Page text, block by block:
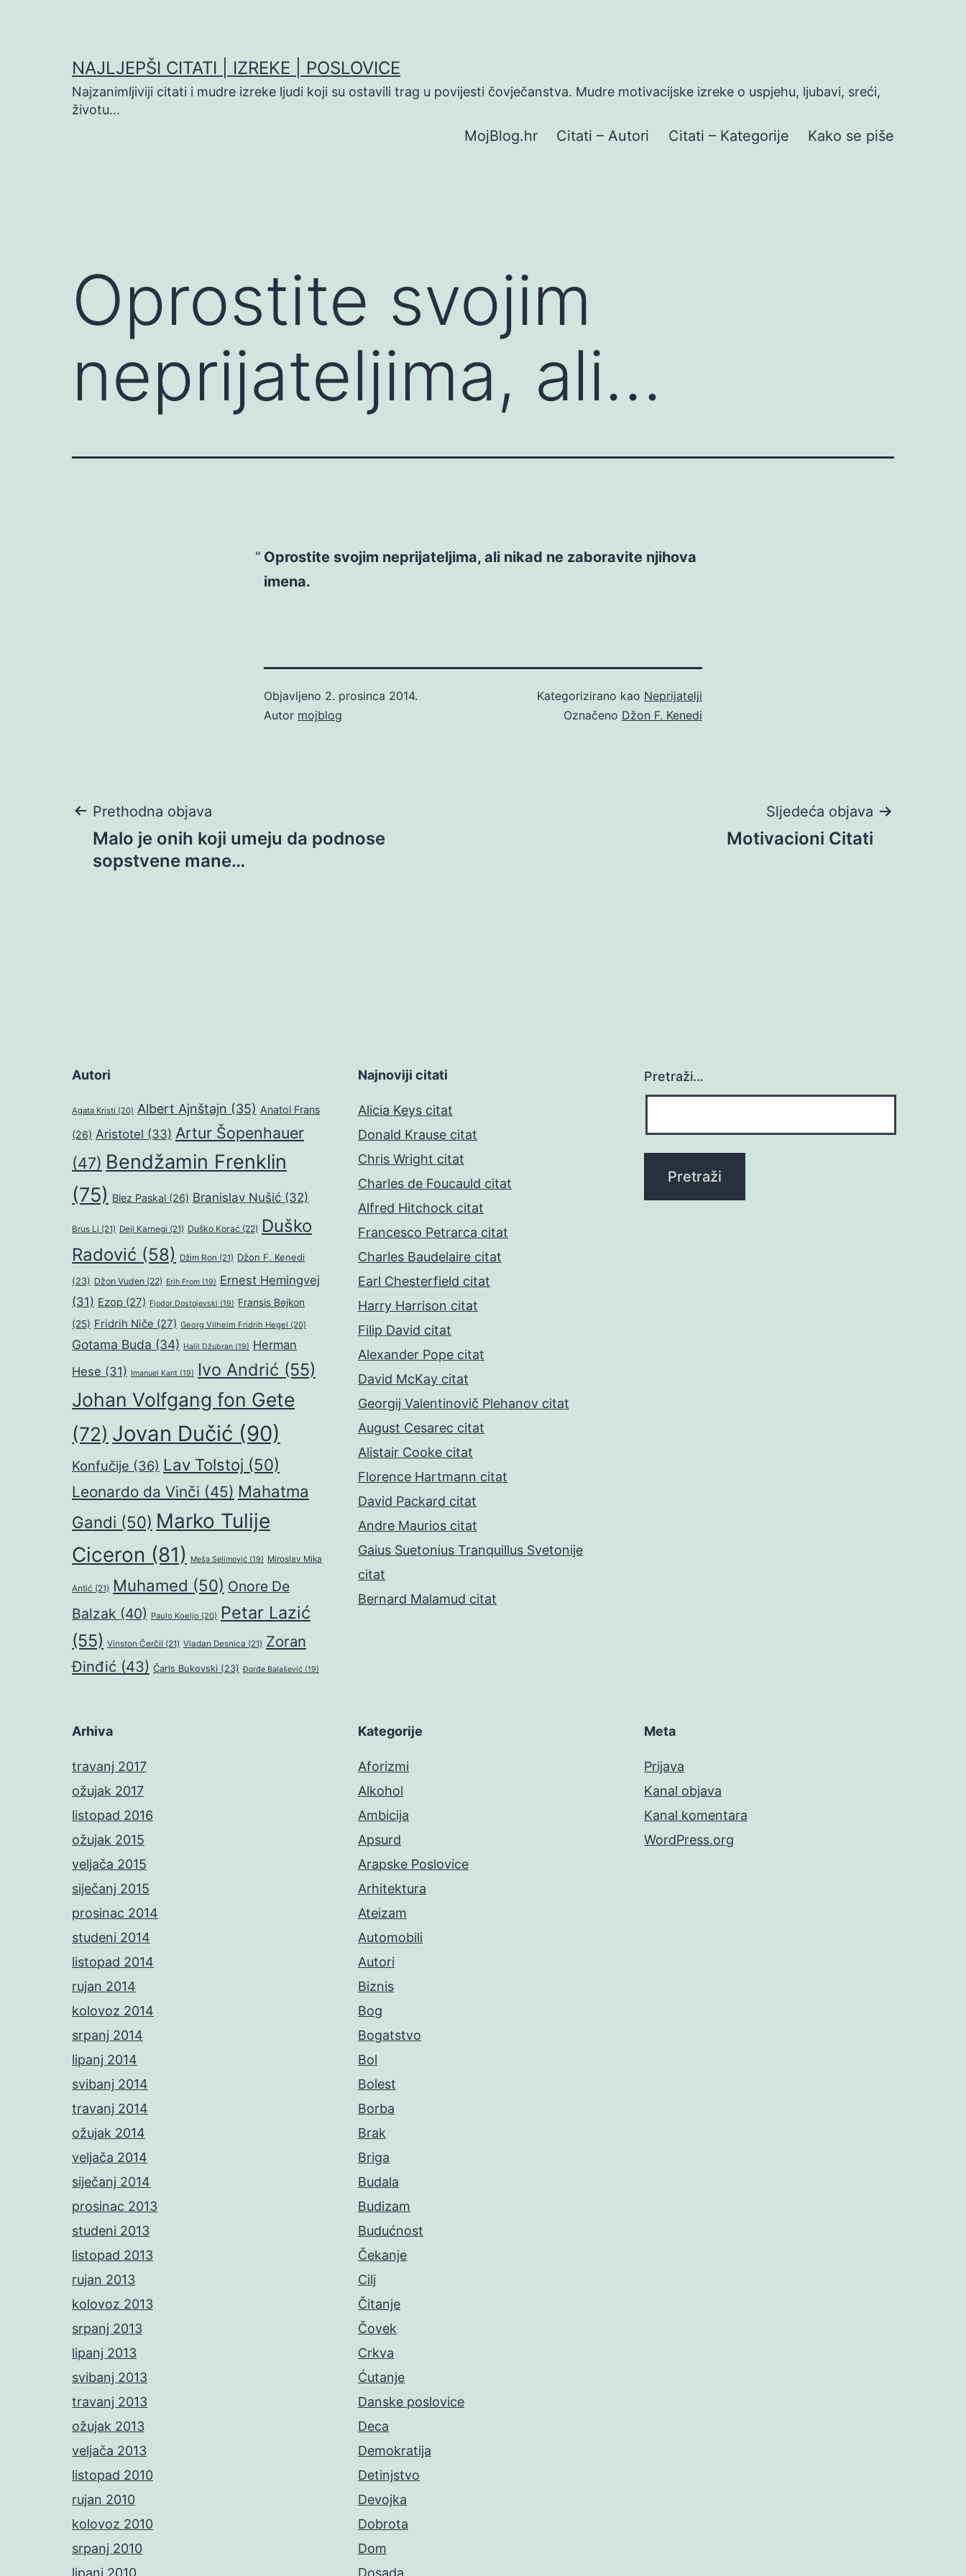
NAJLJEPŠI CITATI | IZREKE | POSLOVICE
Najzanimljiviji citati i mudre izreke ljudi koji su ostavili trag u povijesti čovječanstva. Mudre motivacijske izreke o uspjehu, ljubavi, sreći,
životu…
MojBlog.hr Citati – Autori Citati – Kategorije Kako se piše
Oprostite svojim
neprijateljima, ali…
Oprostite svojim neprijateljima, ali nikad ne zaboravite njihova
imena.
Objavljeno 2. prosinca 2014.
Autor mojblog
Kategorizirano kao Neprijatelji
Označeno Džon F. Kenedi
Navigacija
objava
Prethodna objava
Malo je onih koji umeju da podnose
sopstvene mane…
Sljedeća objava
Motivacioni Citati
Autori
Agata Kristi (20) Albert Ajnštajn (35) Anatol Frans
(26) Aristotel (33) Artur Šopenhauer
(47) Bendžamin Frenklin
(75) Blez Paskal (26) Branislav Nušić (32)
Brus Li (21) Dejl Karnegi (21) Duško Korać (22) Duško
Radović (58) Džim Ron (21) Džon F. Kenedi
(23) Džon Vuden (22) Erih From (19) Ernest Hemingvej
(31) Ezop (27) Fjodor Dostojevski (19) Fransis Bejkon
(25) Fridrih Niče (27) Georg Vilhelm Fridrih Hegel (20)
Gotama Buda (34) Halil Džubran (19) Herman
Hese (31) Imanuel Kant (19) Ivo Andrić (55)
Johan Volfgang fon Gete
(72) Jovan Dučić (90)
Konfučije (36) Lav Tolstoj (50)
Leonardo da Vinči (45) Mahatma
Gandi (50) Marko Tulije
Ciceron (81) Meša Selimović (19) Miroslav Mika
Antić (21) Muhamed (50) Onore De
Balzak (40) Paulo Koeljo (20) Petar Lazić
(55) Vinston Čerčil (21) Vladan Desnica (21) Zoran
Đinđić (43) Čarls Bukovski (23) Đorđe Balašević (19)
Najnoviji citati
Alicia Keys citat
Donald Krause citat
Chris Wright citat
Charles de Foucauld citat
Alfred Hitchock citat
Francesco Petrarca citat
Charles Baudelaire citat
Earl Chesterfield citat
Harry Harrison citat
Filip David citat
Alexander Pope citat
David McKay citat
Georgij Valentinovič Plehanov citat
August Cesarec citat
Alistair Cooke citat
Florence Hartmann citat
David Packard citat
Andre Maurios citat
Gaius Suetonius Tranquillus Svetonije
citat
Bernard Malamud citat
Pretraži…
Arhiva
travanj 2017
ožujak 2017
listopad 2016
ožujak 2015
veljača 2015
siječanj 2015
prosinac 2014
studeni 2014
listopad 2014
rujan 2014
kolovoz 2014
srpanj 2014
lipanj 2014
svibanj 2014
travanj 2014
ožujak 2014
veljača 2014
siječanj 2014
prosinac 2013
studeni 2013
listopad 2013
rujan 2013
kolovoz 2013
srpanj 2013
lipanj 2013
svibanj 2013
travanj 2013
ožujak 2013
veljača 2013
listopad 2010
rujan 2010
kolovoz 2010
srpanj 2010
lipanj 2010
Kategorije
Aforizmi
Alkohol
Ambicija
Apsurd
Arapske Poslovice
Arhitektura
Ateizam
Automobili
Autori
Biznis
Bog
Bogatstvo
Bol
Bolest
Borba
Brak
Briga
Budala
Budizam
Budućnost
Čekanje
Cilj
Čitanje
Čovek
Crkva
Ćutanje
Danske poslovice
Deca
Demokratija
Detinjstvo
Devojka
Dobrota
Dom
Dosada
Meta
Prijava
Kanal objava
Kanal komentara
WordPress.org